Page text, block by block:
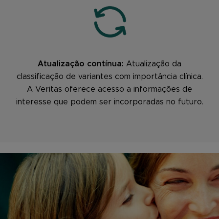
Atualização contínua: Atualização da
classificação de variantes com importância clínica.
A Veritas oferece acesso a informações de
interesse que podem ser incorporadas no futuro.